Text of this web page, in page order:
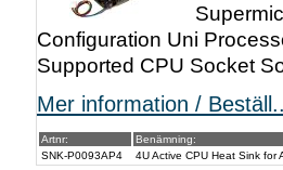
Configuration Uni
Supported CPU Socket
Mer information /
Artnr:
Benämning:
SNK-P0093AP4
4U Active CPU Heat Sink for